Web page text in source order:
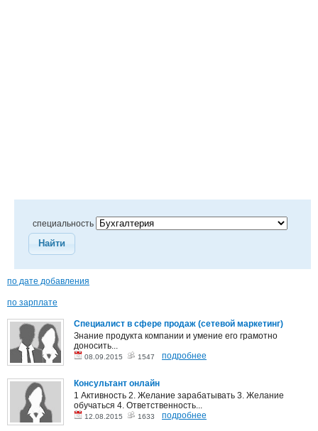
специальность
Найти
по дате добавления
по зарплате
Специалист в сфере продаж (сетевой маркетинг)
Знание продукта компании и умение его грамотно
доносить...
08.09.2015 1547 подробнее
Консультант онлайн
1 Активность 2. Желание зарабатывать 3. Желание
обучаться 4. Ответственность...
12.08.2015 1633 подробнее